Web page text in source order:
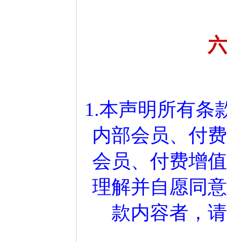
1.本声明所有条
内部会员、付
会员、付费增
理解并自愿同
款内容者，